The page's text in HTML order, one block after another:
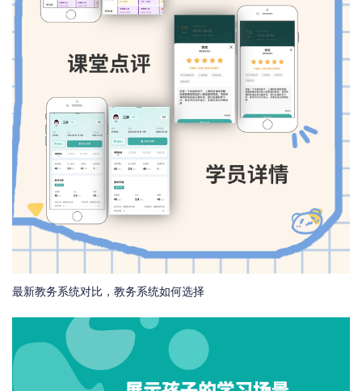
最新教务系统对比，教务系统如何选择